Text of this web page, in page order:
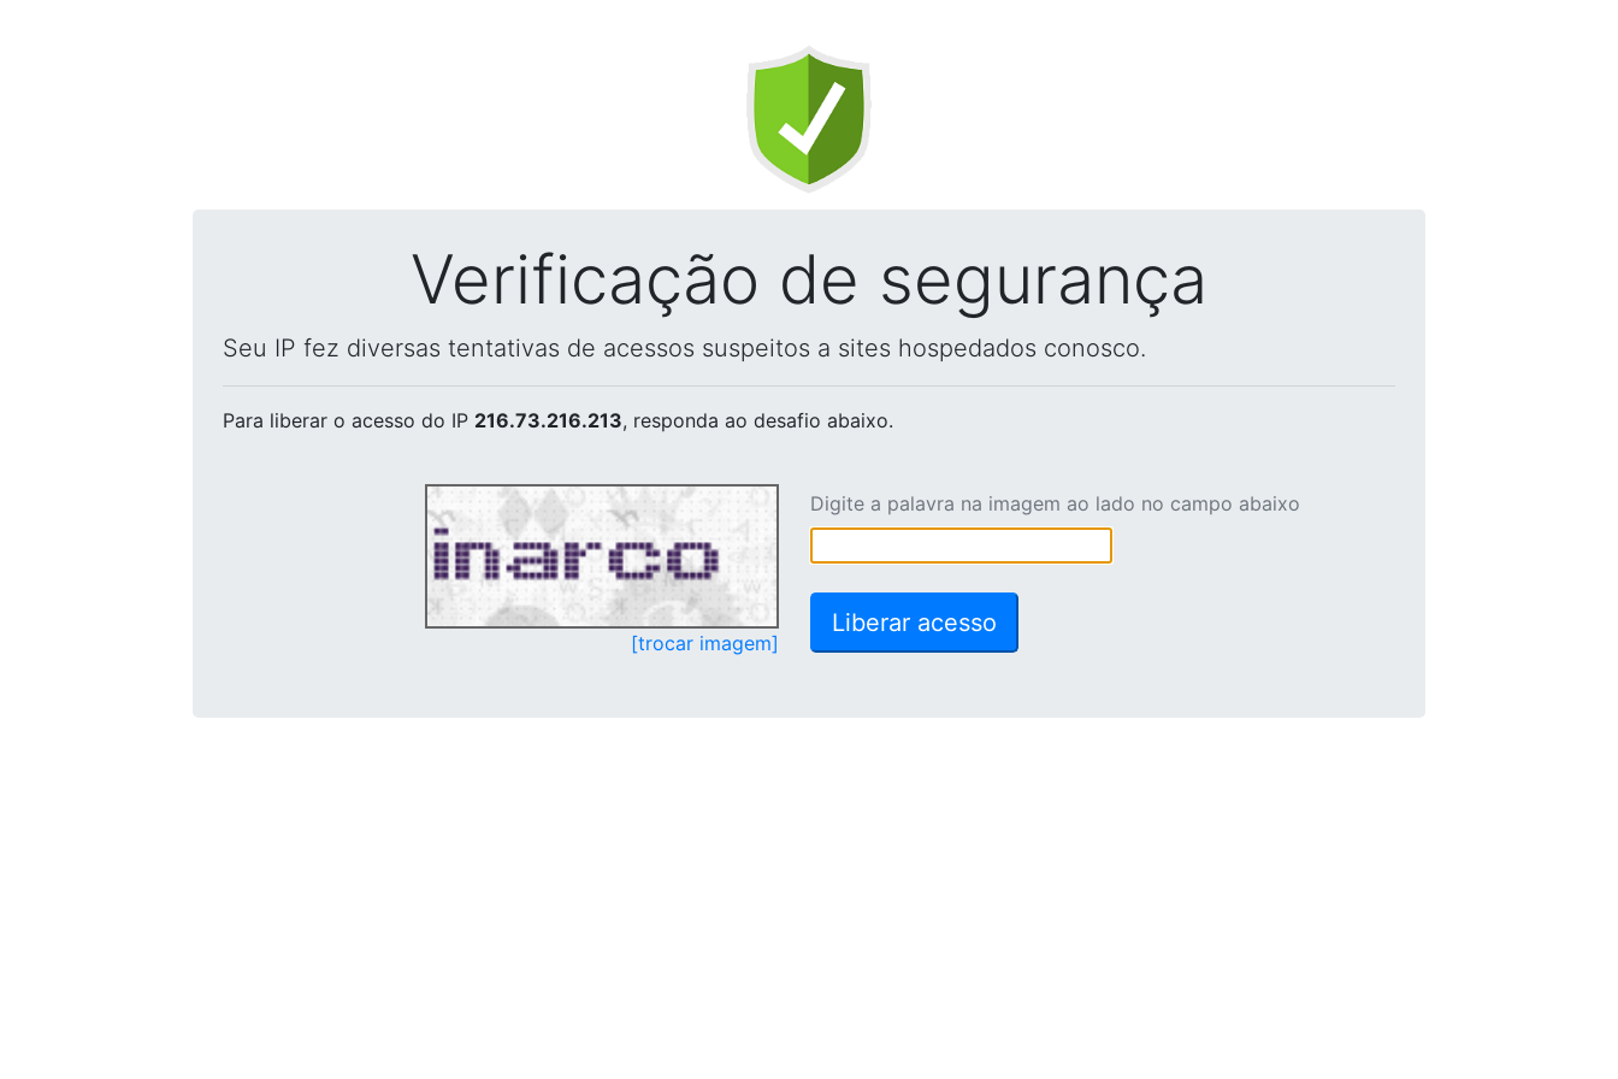
Verificação de segurança
Seu IP fez diversas tentativas de acessos suspeitos a sites hospedados conosco.
Para liberar o acesso do IP 216.73.216.213, responda ao desafio abaixo.
[trocar imagem]
Digite a palavra na imagem ao lado no campo abaixo